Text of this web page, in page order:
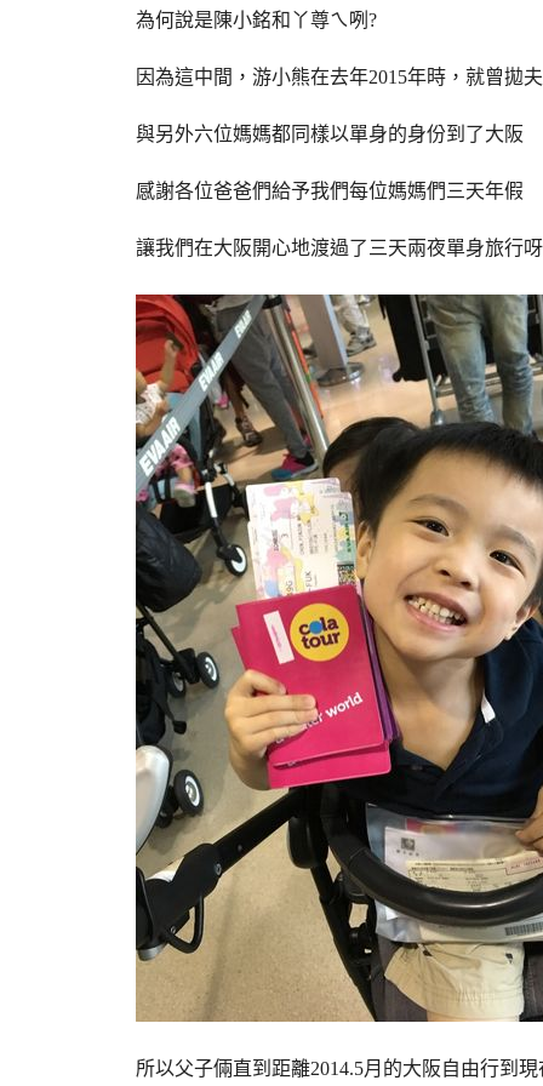
為何說是陳小銘和丫尊ㄟ咧?
因為這中間，游小熊在去年2015年時，就曾拋
與另外六位媽媽都同樣以單身的身份到了大阪
感謝各位爸爸們給予我們每位媽媽們三天年假
讓我們在大阪開心地渡過了三天兩夜單身旅行呀
所以父子倆直到距離2014.5月的大阪自由行到現